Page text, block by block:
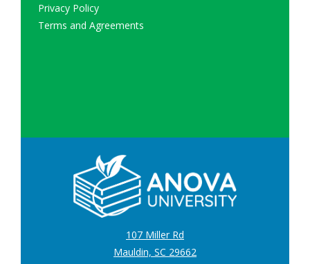
Privacy Policy
Terms and Agreements
107 Miller Rd
Mauldin, SC 29662